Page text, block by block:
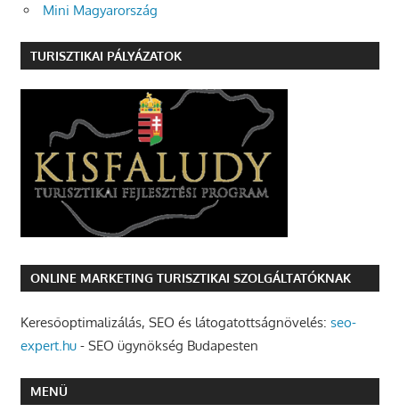
Mini Magyarország
TURISZTIKAI PÁLYÁZATOK
ONLINE MARKETING TURISZTIKAI SZOLGÁLTATÓKNAK
Keresőoptimalizálás, SEO és látogatottságnövelés: seo-
expert.hu- SEO ügynökség Budapesten
MENÜ